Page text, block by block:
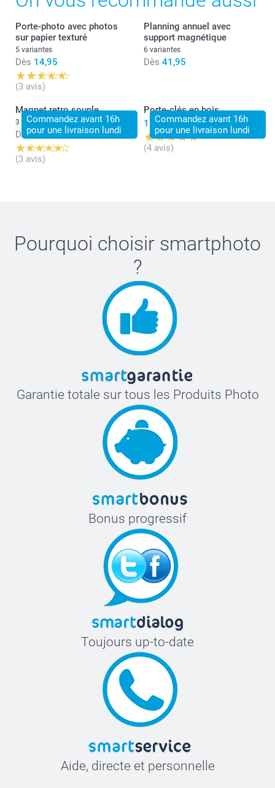
Porte-photo avec photos
sur papier texturé
5 variantes
Dès 14,95
(3 avis)
Planning annuel avec
support magnétique
6 variantes
Dès 41,95
Commandez avant 16h
pour une livraison lundi
Magnet retro souple
3 variantes
Dès 19,95
(3 avis)
Commandez avant 16h
pour une livraison lundi
Porte-clés en bois
11,95
(4 avis)
Pourquoi choisir smartphoto
?
Garantie totale sur tous les Produits Photo
Bonus progressif
Toujours up-to-date
Aide, directe et personnelle